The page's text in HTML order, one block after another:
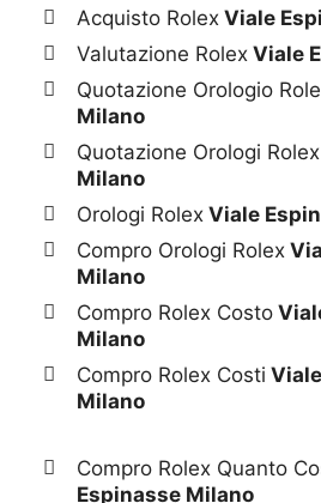
Acquisto Rolex Viale
Valutazione Rolex Viale
Quotazione Orologio
Milano
Quotazione Orologi Rolex
Milano
Orologi Rolex Viale
Compro Orologi Rolex
Milano
Compro Rolex Costo
Milano
Compro Rolex Costi
Milano
Compro Rolex Quanto
Espinasse Milano